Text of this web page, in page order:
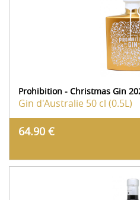
Prohibition - Christmas Gin
Gin d'Australie 50 cl (0.5L)
64.90 €